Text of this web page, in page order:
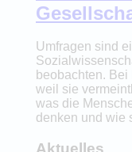
Umfragen sind
beobachten.
weil sie
was die
denken und wie
Aktuelles